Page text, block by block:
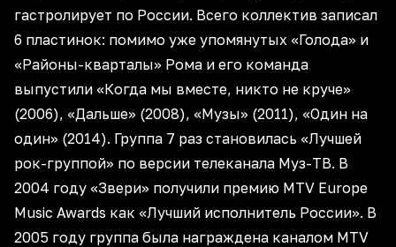
гастролирует по России. Всего коллектив записал
6 пластинок: помимо уже упомянутых «Голода» и
«Районы-кварталы» Рома и его команда
выпустили «Когда мы вместе, никто не круче»
(2006), «Дальше» (2008), «Музы» (2011), «Один на
один» (2014). Группа 7 раз становилась «Лучшей
рок-группой» по версии телеканала Муз-ТВ. В
2004 году «Звери» получили премию MTV Europe
Music Awards как «Лучший исполнитель России». В
2005 году группа была награждена каналом MTV